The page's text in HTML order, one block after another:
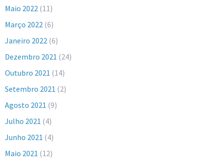
Maio 2022 (11)
Março 2022 (6)
Janeiro 2022 (6)
Dezembro 2021 (24)
Outubro 2021 (14)
Setembro 2021 (2)
Agosto 2021 (9)
Julho 2021 (4)
Junho 2021 (4)
Maio 2021 (12)